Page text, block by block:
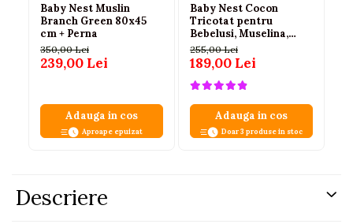
Baby Nest Muslin
Branch Green 80x45
cm + Perna
350,00 Lei
239,00 Lei
Adauga in cos
Aproape epuizat
Baby Nest Cocon
Tricotat pentru
Bebelusi, Muselina,
Protectie Impletita,
Saltea si Pernuta
Incluse, 72 x 52 cm,
Galben, 0-1 Ani
255,00 Lei
189,00 Lei
Adauga in cos
Doar 3 produse in stoc
Descriere